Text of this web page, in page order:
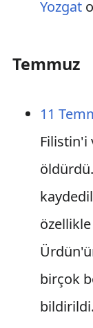
Yozgat
Temmuz
11
Filistin'i
birçok
bildirildi.